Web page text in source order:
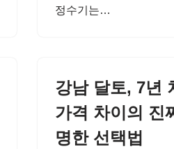
정수기는…
강남 달토, 7년
가격 차이의 진
명한 선택법